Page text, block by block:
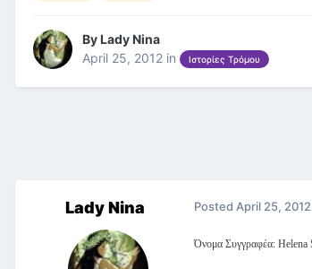
ByLady Nina
April 25, 2012 in Ιστορίες Τρόμου
Lady Nina Posted April 25, 2012
Όνομα Συγγραφέα: Helena